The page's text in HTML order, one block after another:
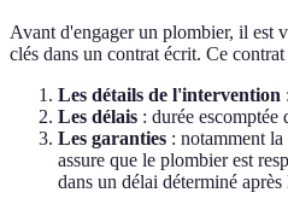
Avant d'engager un plombier, il est
clés dans un contrat écrit. Ce
Les détails de l'intervention
Les délais : durée escomptée
Les garanties : notamment
assure que le plombier est
dans un délai déterminé